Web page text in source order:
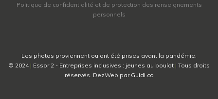
Politique de confidentialité et de protection des renseignements
personnels
Les photos proviennent ou ont été prises avant la pandémie.
© 2024 | Essor 2 - Entreprises inclusives : jeunes au boulot | Tous droits
réservés. DezWeb par Guidi.co